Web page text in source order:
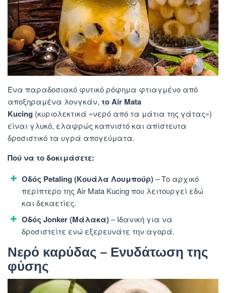
Ένα παραδοσιακό φυτικό ρόφημα φτιαγμένο από
αποξηραμένα λονγκάν, το Air Mata
Kucing (κυριολεκτικά «νερό από τα μάτια της γάτας»)
είναι γλυκό, ελαφρώς καπνιστό και απίστευτα
δροσιστικό τα υγρά απογεύματα.
Πού να το δοκιμάσετε:
Οδός Petaling (Κουάλα Λουμπούρ)– Το αρχικό
περίπτερο της Air Mata Kucing που λειτουργεί εδώ
και δεκαετίες.
Οδός Jonker (Μάλακα)– Ιδανική για να
δροσιστείτε ενώ εξερευνάτε την αγορά.
Νερό καρύδας – Ενυδάτωση της
φύσης